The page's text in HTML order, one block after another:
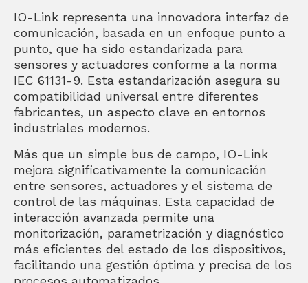
IO-Link representa una innovadora interfaz de
comunicación, basada en un enfoque punto a
punto, que ha sido estandarizada para
sensores y actuadores conforme a la norma
IEC 61131-9. Esta estandarización asegura su
compatibilidad universal entre diferentes
fabricantes, un aspecto clave en entornos
industriales modernos.
Más que un simple bus de campo, IO-Link
mejora significativamente la comunicación
entre sensores, actuadores y el sistema de
control de las máquinas. Esta capacidad de
interacción avanzada permite una
monitorización, parametrización y diagnóstico
más eficientes del estado de los dispositivos,
facilitando una gestión óptima y precisa de los